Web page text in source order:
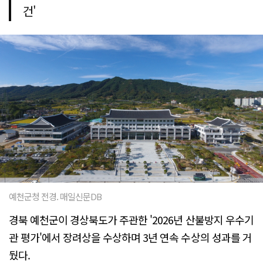
건'
예천군청 전경. 매일신문DB
경북 예천군이 경상북도가 주관한 '2026년 산불방지 우수기
관 평가'에서 장려상을 수상하며 3년 연속 수상의 성과를 거
뒀다.